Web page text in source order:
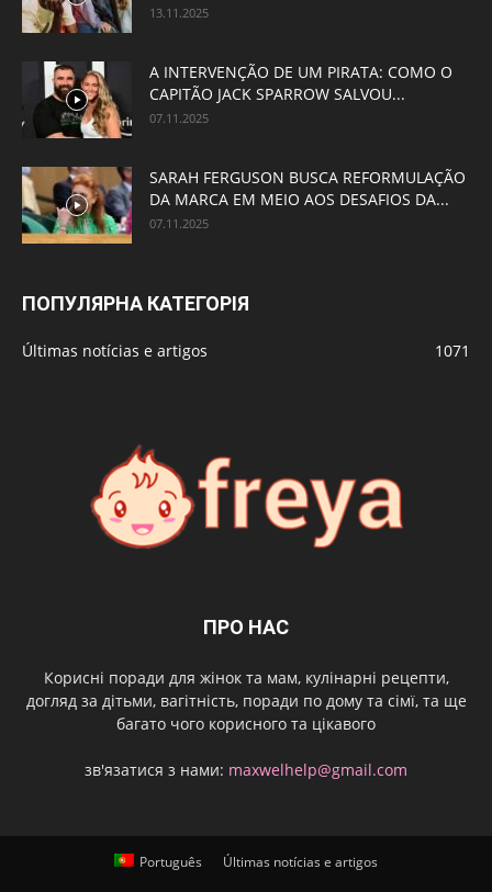
13.11.2025
A INTERVENÇÃO DE UM PIRATA: COMO O
CAPITÃO JACK SPARROW SALVOU...
07.11.2025
SARAH FERGUSON BUSCA REFORMULAÇÃO
DA MARCA EM MEIO AOS DESAFIOS DA...
07.11.2025
ПОПУЛЯРНА КАТЕГОРІЯ
Últimas notícias e artigos 1071
ПРО НАС
Корисні поради для жінок та мам, кулінарні рецепти,
догляд за дітьми, вагітність, поради по дому та сімї, та ще
багато чого корисного та цікавого
зв'язатися з нами: maxwelhelp@gmail.com
Português Últimas notícias e artigos